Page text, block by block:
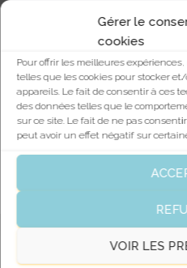
Gérer le
cookies
Pour offrir les meilleures
telles que les cookies pour stocker
appareils. Le fait de consentir à ces
des données telles que le
sur ce site. Le fait de ne pas
peut avoir un effet négatif sur
VOIR LES